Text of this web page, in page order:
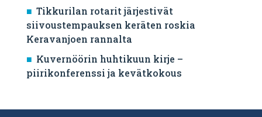
Tikkurilan rotarit järjestivät
siivoustempauksen keräten roskia
Keravanjoen rannalta
Kuvernöörin huhtikuun kirje –
piirikonferenssi ja kevätkokous